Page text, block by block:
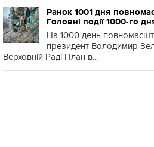
Ранок 1001 дня
Головні події 1000-го
На 1000 день
президент Володимир
Верховній Раді План в...